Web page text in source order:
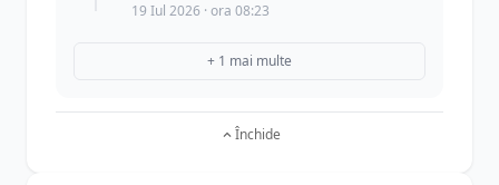
19 Iul 2026 · ora 08:23
+ 1 mai multe
Închide